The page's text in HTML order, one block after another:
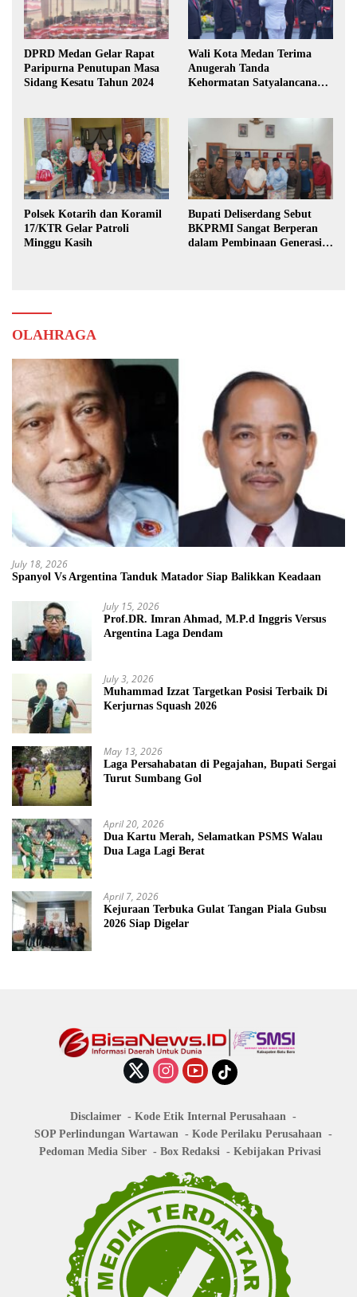
DPRD Medan Gelar Rapat
Paripurna Penutupan Masa
Sidang Kesatu Tahun 2024
Wali Kota Medan Terima
Anugerah Tanda
Kehormatan Satyalancana
Polsek Kotarih dan Koramil
17/KTR Gelar Patroli
Minggu Kasih
Bupati Deliserdang Sebut
BKPRMI Sangat Berperan
dalam Pembinaan Generasi
OLAHRAGA
July 18, 2026
Spanyol Vs Argentina Tanduk Matador Siap Balikkan Keadaan
July 15, 2026
Prof.DR. Imran Ahmad, M.P.d Inggris Versus
Argentina Laga Dendam
July 3, 2026
Muhammad Izzat Targetkan Posisi Terbaik Di
Kerjurnas Squash 2026
May 13, 2026
Laga Persahabatan di Pegajahan, Bupati Sergai
Turut Sumbang Gol
April 20, 2026
Dua Kartu Merah, Selamatkan PSMS Walau
Dua Laga Lagi Berat
April 7, 2026
Kejuraan Terbuka Gulat Tangan Piala Gubsu
2026 Siap Digelar
Disclaimer
Kode Etik Internal Perusahaan
SOP Perlindungan Wartawan
Kode Perilaku Perusahaan
Pedoman Media Siber
Box Redaksi Kebijakan Privasi